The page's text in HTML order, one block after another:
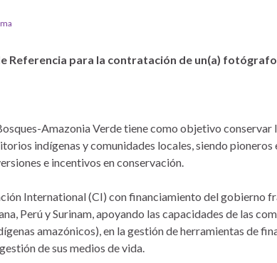
Referencia para la contratación de un(a)
Amazonia Verde tiene como objetivo conservar
indígenas y comunidades locales, siendo pioneros
e incentivos en conservación.
International (CI) con financiamiento del gobierno
Perú y Surinam, apoyando las capacidades de las
amazónicos), en la gestión de herramientas de
de sus medios de vida.